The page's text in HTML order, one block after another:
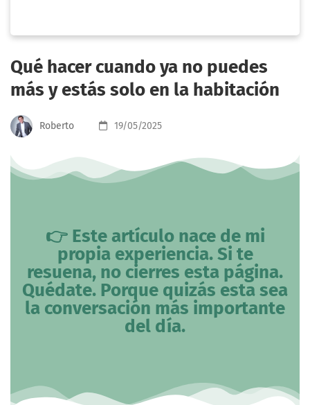
Qué hacer cuando ya no puedes
más y estás solo en la habitación
Roberto 19/05/2025
👉 Este artículo nace de mi
propia experiencia. Si te
resuena, no cierres esta página.
Quédate. Porque quizás esta sea
la conversación más importante
del día.